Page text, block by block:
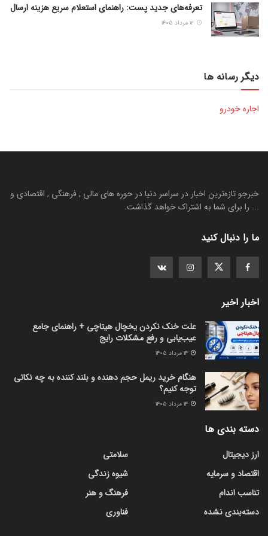
تعرفه‌های جدید پست: راهنمای استعلام سریع هزینه ارسال
دیگر رسانه ها
اجاره خودرو
خبرجو تازه‌ترین اخبار در سراسر دنیا در حوره های مالی , فرهنگی , اقتصادی و
... را برای شما به اشتراک خواهد گذاشت.
ما را دنبال کنید
اخبار اخیر
علت خنک نکردن یخچال هیتاچی + راهنمای جامع
عیب‌یابی و رفع مشکلات رایج
هنگام خرید ریمل حجم دهنده و بلند کننده به چه نکاتی
توجه کنیم؟
دسته بندی ها
ارز دیجیتال
اقتصاد و سرمایه
تناسب اندام
دسته‌بندی نشده
سلامتی
شیوه زندگی
فرهنگ و هنر
فناوری